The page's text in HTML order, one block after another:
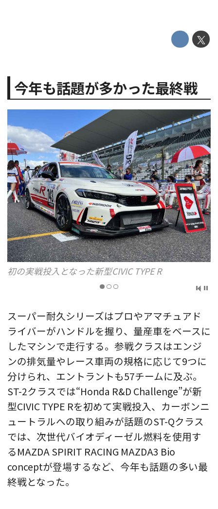
今年も話題が多かった最終戦
MAZDA SPIRIT RACING MAZDA2 Bio concept
スーパー耐久シリーズはプロやアマチュアド
ライバーがハンドルを握り、量産車をベースに
したマシンで走行する。参戦クラスはエンジ
ンの排気量やレース車両の規格に応じて9つに
分けられ、エントラントも57チームに及ぶ。
ST-2クラスでは“Honda R&D Challenge”が新
型CIVIC TYPE Rを初めて実戦投入、カーボンニ
ュートラルへの取り組みが話題のST-Qクラス
では、次世代バイオディーゼル燃料を使用す
るMAZDA SPIRIT RACING MAZDA3 Bio
conceptが登場するなど、今年も話題の多い最
終戦となった。